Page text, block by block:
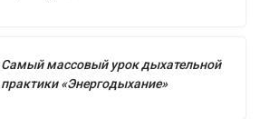
Самый массовый урок дыхательной
практики «Энергодыхание»